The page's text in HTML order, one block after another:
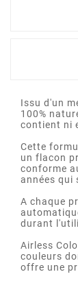
Issu d'un
100%
contient ni
Cette
un flacon
conforme
années qui
A chaque
durant
Airless
couleurs
offre une